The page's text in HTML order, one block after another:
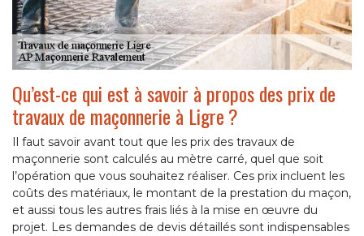
Qu’est-ce qui est à savoir à propos des prix de
travaux de maçonnerie à Ligre ?
Il faut savoir avant tout que les prix des travaux de
maçonnerie sont calculés au mètre carré, quel que soit
l’opération que vous souhaitez réaliser. Ces prix incluent les
coûts des matériaux, le montant de la prestation du maçon,
et aussi tous les autres frais liés à la mise en œuvre du
projet. Les demandes de devis détaillés sont indispensables